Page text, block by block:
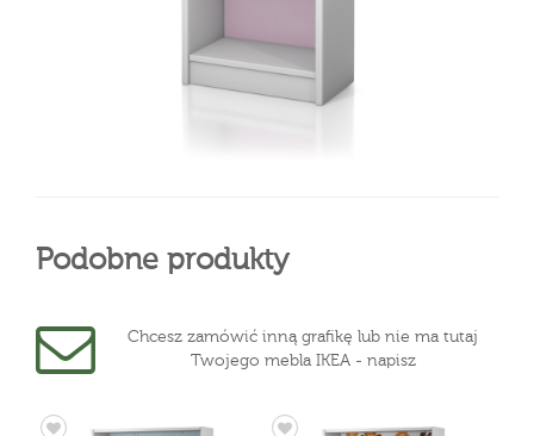
Podobne produkty
Chcesz zamówić inną grafikę lub nie ma tutaj
Twojego mebla IKEA - napisz